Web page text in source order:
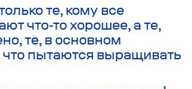
те, кому все
что-то хорошее, а те,
те, в основном
пытаются выращивать